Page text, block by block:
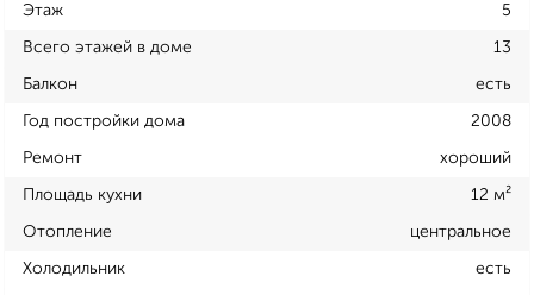
Этаж 5
Всего этажей в доме 13
Балкон есть
Год постройки дома 2008
Ремонт хороший
Площадь кухни 12 м²
Отопление центральное
Холодильник есть